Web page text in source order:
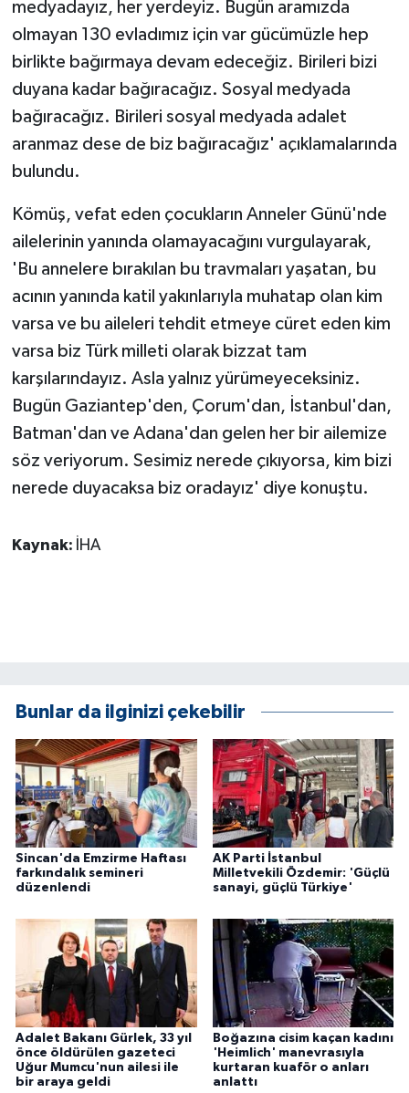
medyadayız, her yerdeyiz. Bugün aramızda
olmayan 130 evladımız için var gücümüzle hep
birlikte bağırmaya devam edeceğiz. Birileri bizi
duyana kadar bağıracağız. Sosyal medyada
bağıracağız. Birileri sosyal medyada adalet
aranmaz dese de biz bağıracağız' açıklamalarında
bulundu.
Kömüş, vefat eden çocukların Anneler Günü'nde
ailelerinin yanında olamayacağını vurgulayarak,
'Bu annelere bırakılan bu travmaları yaşatan, bu
acının yanında katil yakınlarıyla muhatap olan kim
varsa ve bu aileleri tehdit etmeye cüret eden kim
varsa biz Türk milleti olarak bizzat tam
karşılarındayız. Asla yalnız yürümeyeceksiniz.
Bugün Gaziantep'den, Çorum'dan, İstanbul'dan,
Batman'dan ve Adana'dan gelen her bir ailemize
söz veriyorum. Sesimiz nerede çıkıyorsa, kim bizi
nerede duyacaksa biz oradayız' diye konuştu.
Kaynak: İHA
Bunlar da ilginizi çekebilir
Sincan'da Emzirme Haftası
farkındalık semineri
düzenlendi
AK Parti İstanbul
Milletvekili Özdemir: 'Güçlü
sanayi, güçlü Türkiye'
Adalet Bakanı Gürlek, 33 yıl
önce öldürülen gazeteci
Uğur Mumcu'nun ailesi ile
bir araya geldi
Boğazına cisim kaçan kadını
'Heimlich' manevrasıyla
kurtaran kuaför o anları
anlattı